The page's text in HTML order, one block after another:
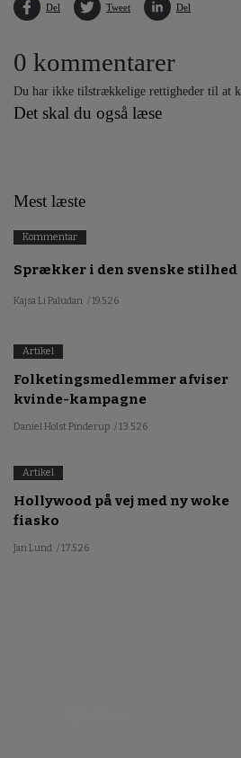
Del Tweet Del
0 kommentarer
Du har ikke tilstrækkelige rettigheder til at
Det skal du også læse
Mest læste
Kommentar
Sprækker i den svenske stilhed
Kajsa Li Paludan / 19.5.26
Artikel
Folketingsmedlemmer afviser
kvinde-kampagne
Daniel Holst Pinderup / 13.5.26
Artikel
Hollywood på vej med ny woke
fiasko
Jan Lund / 17.5.26